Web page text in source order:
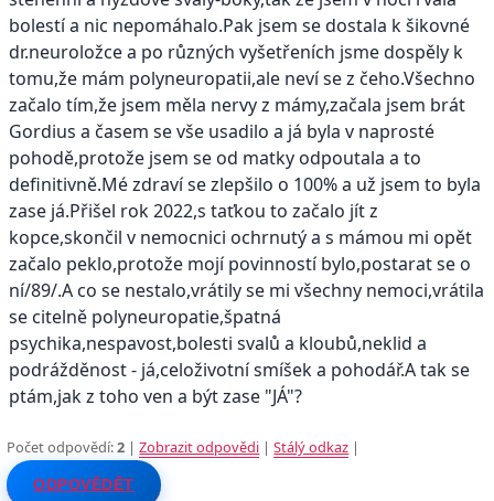
bolestí a nic nepomáhalo.Pak jsem se dostala k šikovné
dr.neuroložce a po různých vyšetřeních jsme dospěly k
tomu,že mám polyneuropatii,ale neví se z čeho.Všechno
začalo tím,že jsem měla nervy z mámy,začala jsem brát
Gordius a časem se vše usadilo a já byla v naprosté
pohodě,protože jsem se od matky odpoutala a to
definitivně.Mé zdraví se zlepšilo o 100% a už jsem to byla
zase já.Přišel rok 2022,s taťkou to začalo jít z
kopce,skončil v nemocnici ochrnutý a s mámou mi opět
začalo peklo,protože mojí povinností bylo,postarat se o
ní/89/.A co se nestalo,vrátily se mi všechny nemoci,vrátila
se citelně polyneuropatie,špatná
psychika,nespavost,bolesti svalů a kloubů,neklid a
podrážděnost - já,celoživotní smíšek a pohodář.A tak se
ptám,jak z toho ven a být zase "JÁ"?
Počet odpovědí:2 |Zobrazit odpovědi |Stálý odkaz |
ODPOVĚDĚT